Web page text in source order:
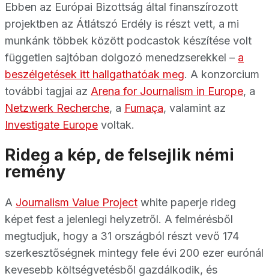
Ebben az Európai Bizottság által finanszírozott
projektben az Átlátszó Erdély is részt vett, a mi
munkánk többek között podcastok készítése volt
független sajtóban dolgozó menedzserekkel – a
beszélgetések itt hallgathatóak meg. A konzorcium
további tagjai az Arena for Journalism in Europe, a
Netzwerk Recherche, a Fumaça, valamint az
Investigate Europe voltak.
Rideg a kép, de felsejlik némi
remény
A Journalism Value Project white paperje rideg
képet fest a jelenlegi helyzetről. A felmérésből
megtudjuk, hogy a 31 országból részt vevő 174
szerkesztőségnek mintegy fele évi 200 ezer eurónál
kevesebb költségvetésből gazdálkodik, és